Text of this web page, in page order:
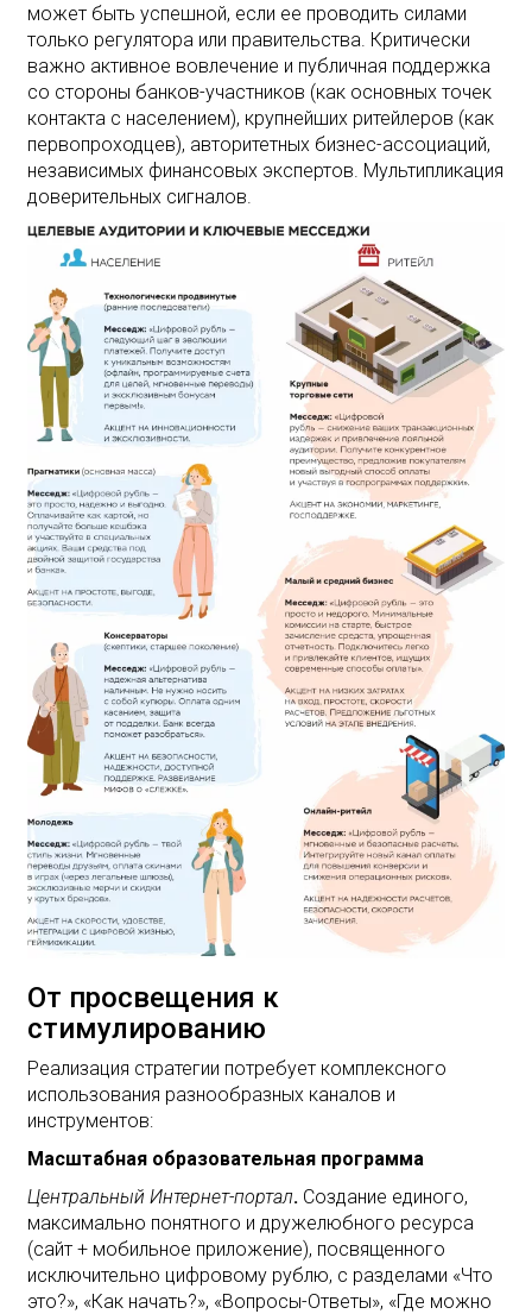
может быть успешной, если ее проводить силами
только регулятора или правительства. Критически
важно активное вовлечение и публичная поддержка
со стороны банков-участников (как основных точек
контакта с населением), крупнейших ритейлеров (как
первопроходцев), авторитетных бизнес-ассоциаций,
независимых финансовых экспертов. Мультипликация
доверительных сигналов.
От просвещения к
стимулированию
Реализация стратегии потребует комплексного
использования разнообразных каналов и
инструментов:
Масштабная образовательная программа
Центральный Интернет-портал. Создание единого,
максимально понятного и дружелюбного ресурса
(сайт + мобильное приложение), посвященного
исключительно цифровому рублю, с разделами «Что
это?», «Как начать?», «Вопросы-Ответы», «Где можно